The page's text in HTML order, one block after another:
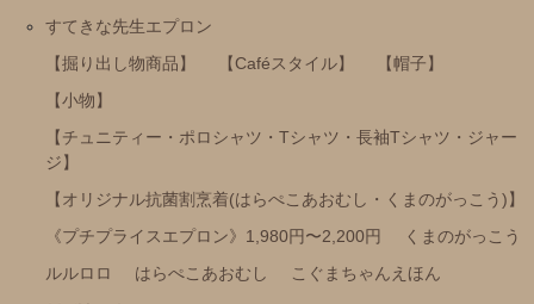
すみっコぐらし
mofusand
ちいかわ
ポケピース
きかんしゃトーマス
すてきな先生エプロン
【掘り出し物商品】
【Caféスタイル】
【帽子】
【小物】
【チュニティー・ポロシャツ・Tシャツ・長袖Tシャツ・ジャー
ジ】
【オリジナル抗菌割烹着(はらぺこあおむし・くまのがっこう)】
《プチプライスエプロン》1,980円〜2,200円
くまのがっこう
ルルロロ
はらぺこあおむし
こぐまちゃんえほん